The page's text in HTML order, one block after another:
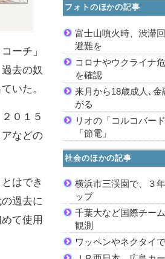
ーチ」
去の奴
いた。
０１５
などの
はでき
過去に
て使用
フォトのほかの記事
富士山噴火時、渋滞
避難を
コロナやウクライナ
を確認
来月から18歳成人､
がる
リオの「コルコバー
「節電」
社会のほかの記事
横浜市三渓園で、３
ップ
千葉大など国際チー
観測
ワッペンやネクタイ